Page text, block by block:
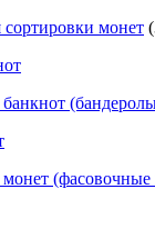
монет